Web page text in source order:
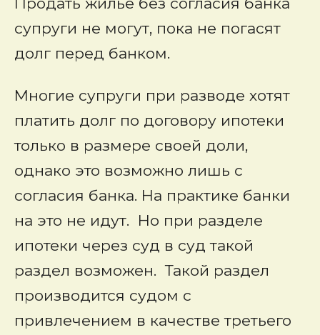
супруги не могут, пока не погасят
долг перед банком.
Многие супруги при разводе хотят
платить долг по договору ипотеки
только в размере своей доли,
однако это возможно лишь с
согласия банка. На практике банки
на это не идут. Но при разделе
ипотеки через суд в суд такой
раздел возможен. Такой раздел
производится судом с
привлечением в качестве третьего